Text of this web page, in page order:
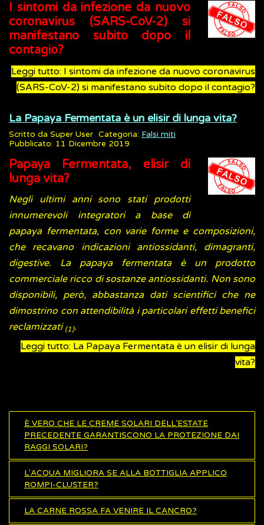
I sintomi da infezione da nuovo
coronavirus (SARS-CoV-2) si
manifestano subito dopo il
contagio?
Leggi tutto: I sintomi da infezione da nuovo coronavirus
(SARS-CoV-2) si manifestano subito dopo il contagio?
La Papaya Fermentata è un elisir di lunga vita?
Scritto da Super User Categoria: Falsi miti
Pubblicato: 11 Dicembre 2019
Papaya Fermentata, elisir di
lunga vita?
Negli ultimi anni sono stati prodotti
innumerevoli integratori a base di
papaya fermentata, con varie forme e composizioni,
che recavano indicazioni antiossidanti, dimagranti,
digestive. La papaya fermentata è un prodotto
commerciale ricco di sostanze antiossidanti. Non sono
disponibili, però, abbastanza dati scientifici che ne
dimostrino con attendibilità i particolari effetti benefici
reclamizzati (1).
Leggi tutto: La Papaya Fermentata è un elisir di lunga
vita?
È VERO CHE LE CREME SOLARI DELL’ESTATE
PRECEDENTE GARANTISCONO LA PROTEZIONE DAI
RAGGI SOLARI?
L'ACQUA MIGLIORA SE ALLA BOTTIGLIA APPLICO
ROMPI-CLUSTER?
LA CARNE ROSSA FA VENIRE IL CANCRO?